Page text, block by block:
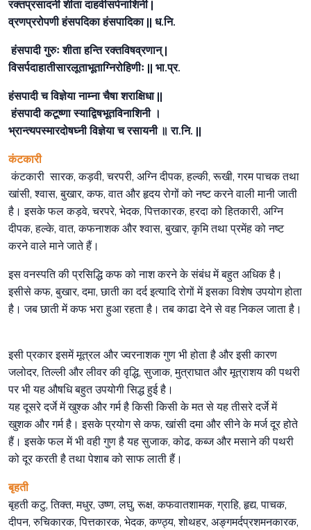
रक्तप्रसादनी शीता दाहवीसर्पनाशिनी |
व्रणप्ररोपणी हंसपदिका हंसपादिका || ध.नि.
हंसपादी गुरुः शीता हन्ति रक्तविषव्रणान् |
विसर्पदाहातीसारलूताभूताग्निरोहिणीः || भा.प्र.
हंसपादी च विज्ञेया नाम्ना चैषा शराक्षिधा ||
हंसपादी कटूष्णा स्याद्विषभूतविनाशिनी ।
भ्रान्त्यपस्मारदोषघ्नी विज्ञेया च रसायनी ॥ रा.नि. ||
कंटकारी
कंटकारी सारक, कड़वी, चरपरी, अग्नि दीपक, हल्की, रूखी, गरम पाचक तथा
खांसी, श्वास, बुखार, कफ, वात और हृदय रोगों को नष्ट करने वाली मानी जाती
है। इसके फल कड़वे, चरपरे, भेदक, पित्तकारक, हरदा को हितकारी, अग्नि
दीपक, हल्के, वात, कफनाशक और श्वास, बुखार, कृमि तथा प्रमेंह को नष्ट
करने वाले माने जाते हैं।
इस वनस्पति की प्रसिद्धि कफ को नाश करने के संबंध में बहुत अधिक है।
इसीसे कफ, बुखार, दमा, छाती का दर्द इत्यादि रोगों में इसका विशेष उपयोग होता
है। जब छाती में कफ भरा हुआ रहता है। तब काढा देने से वह निकल जाता है।
इसी प्रकार इसमें मूत्रल और ज्वरनाशक गुण भी होता है और इसी कारण
जलोदर, तिल्ली और लीवर की वृद्धि, सुजाक, मुत्राघात और मूत्राशय की पथरी
पर भी यह औषधि बहुत उपयोगी सिद्ध हुई है।
यह दूसरे दर्जे में खुश्क और गर्म है किसी किसी के मत से यह तीसरे दर्जे में
खुशक और गर्म है। इसके प्रयोग से कफ, खांसी दमा और सीने के मर्ज दूर होते
हैं। इसके फल में भी वही गुण है यह सुजाक, कोढ, कब्ज और मसाने की पथरी
को दूर करती है तथा पेशाब को साफ लाती हैं।
बृहती
बृहती कटु, तिक्त, मधुर, उष्ण, लघु, रूक्ष, कफवातशामक, ग्राहि, हृद्य, पाचक,
दीपन, रुचिकारक, पित्तकारक, भेदक, कण्ठ्य, शोथहर, अङ्गमर्दप्रशमनकारक,